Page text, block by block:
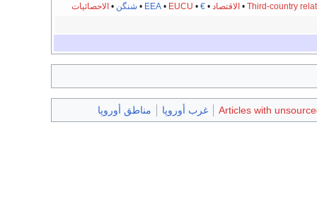
Third-country الاقتصاد •
€
•
EEA• EUCU
• شنگن • الاحصائيات
Articles with غرب أوروپا مناطق أوروپا